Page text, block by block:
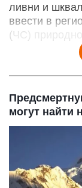
ливни и
ввести в
(ЧС)
могут найти